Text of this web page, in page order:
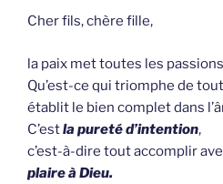
Cher fils, chère fille,
la paix met toutes les
Qu’est-ce qui triomphe de
établit le bien complet dans
C’estla pureté d’intention,
c’est-à-dire tout accomplir
plaire à Dieu.